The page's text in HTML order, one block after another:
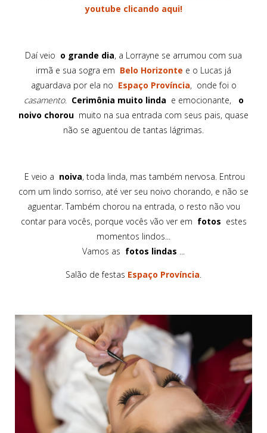
youtube clicando aqui!
Daí veio o grande dia, a Lorrayne se arrumou com sua
irmã e sua sogra em Belo Horizonte e o Lucas já
aguardava por ela no Espaço Província, onde foi o
casamento. Cerimônia muito linda e emocionante, o
noivo chorou muito na sua entrada com seus pais, quase
não se aguentou de tantas lágrimas.
E veio a noiva, toda linda, mas também nervosa. Entrou
com um lindo sorriso, até ver seu noivo chorando, e não se
aguentar. Também chorou na entrada, o resto não vou
contar para vocês, porque vocês vão ver em fotos estes
momentos lindos...
Vamos as fotos lindas ...
Salão de festas Espaço Província.